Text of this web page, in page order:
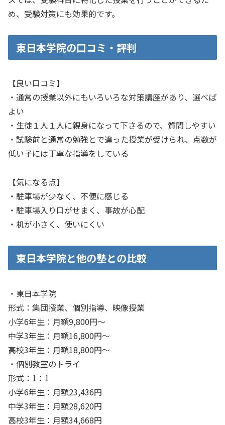
め、受験対策にも効果的です。
東日本学院の口コミ・評判
【良い口コミ】
・通常の授業以外にもいろいろな対策講座があり、選べば
よい
・生徒１人１人に親身になって下さるので、質問しやすい
・試験前と通常の勉強とで違った授業が受けられ、点数が
低い子には丁寧な指導をしている
【気になる点】
・駐車場が少なく、不便に感じる
・駐車場入り口がせまく、事故が心配
・机が小さく、使いにくい
東日本学院と他の塾との比較
・東日本学院
形式：集団授業、個別指導、映像授業
小学6年生：月額9,800円～
中学3年生：月額16,800円～
高校3年生：月額18,800円～
・個別教室のトライ
形式：1：1
小学6年生：月額23,436円
中学3年生：月額28,620円
高校3年生：月額34,668円